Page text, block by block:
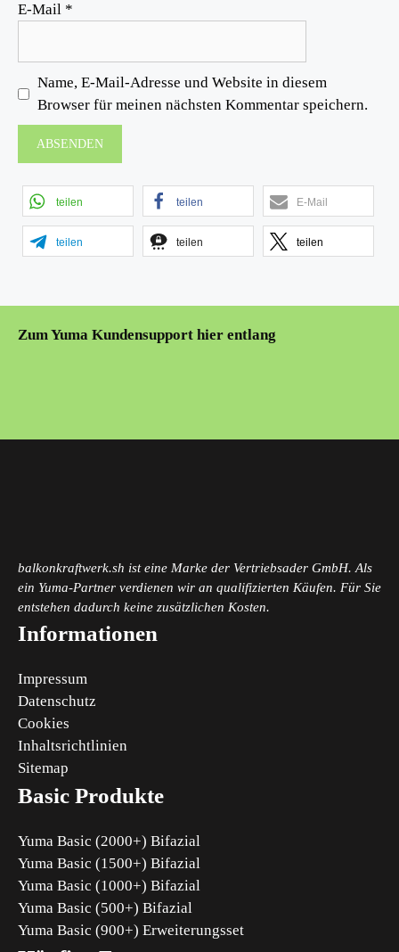
E-Mail *
Name, E-Mail-Adresse und Website in diesem
Browser für meinen nächsten Kommentar speichern.
teilen teilen E-Mail
teilen teilen teilen
Zum Yuma Kundensupport hier entlang
balkonkraftwerk.sh ist eine Marke der Vertriebsader GmbH. Als
ein Yuma-Partner verdienen wir an qualifizierten Käufen. Für Sie
entstehen dadurch keine zusätzlichen Kosten.
Informationen
Impressum
Datenschutz
Cookies
Inhaltsrichtlinien
Sitemap
Basic Produkte
Yuma Basic (2000+) Bifazial
Yuma Basic (1500+) Bifazial
Yuma Basic (1000+) Bifazial
Yuma Basic (500+) Bifazial
Yuma Basic (900+) Erweiterungsset